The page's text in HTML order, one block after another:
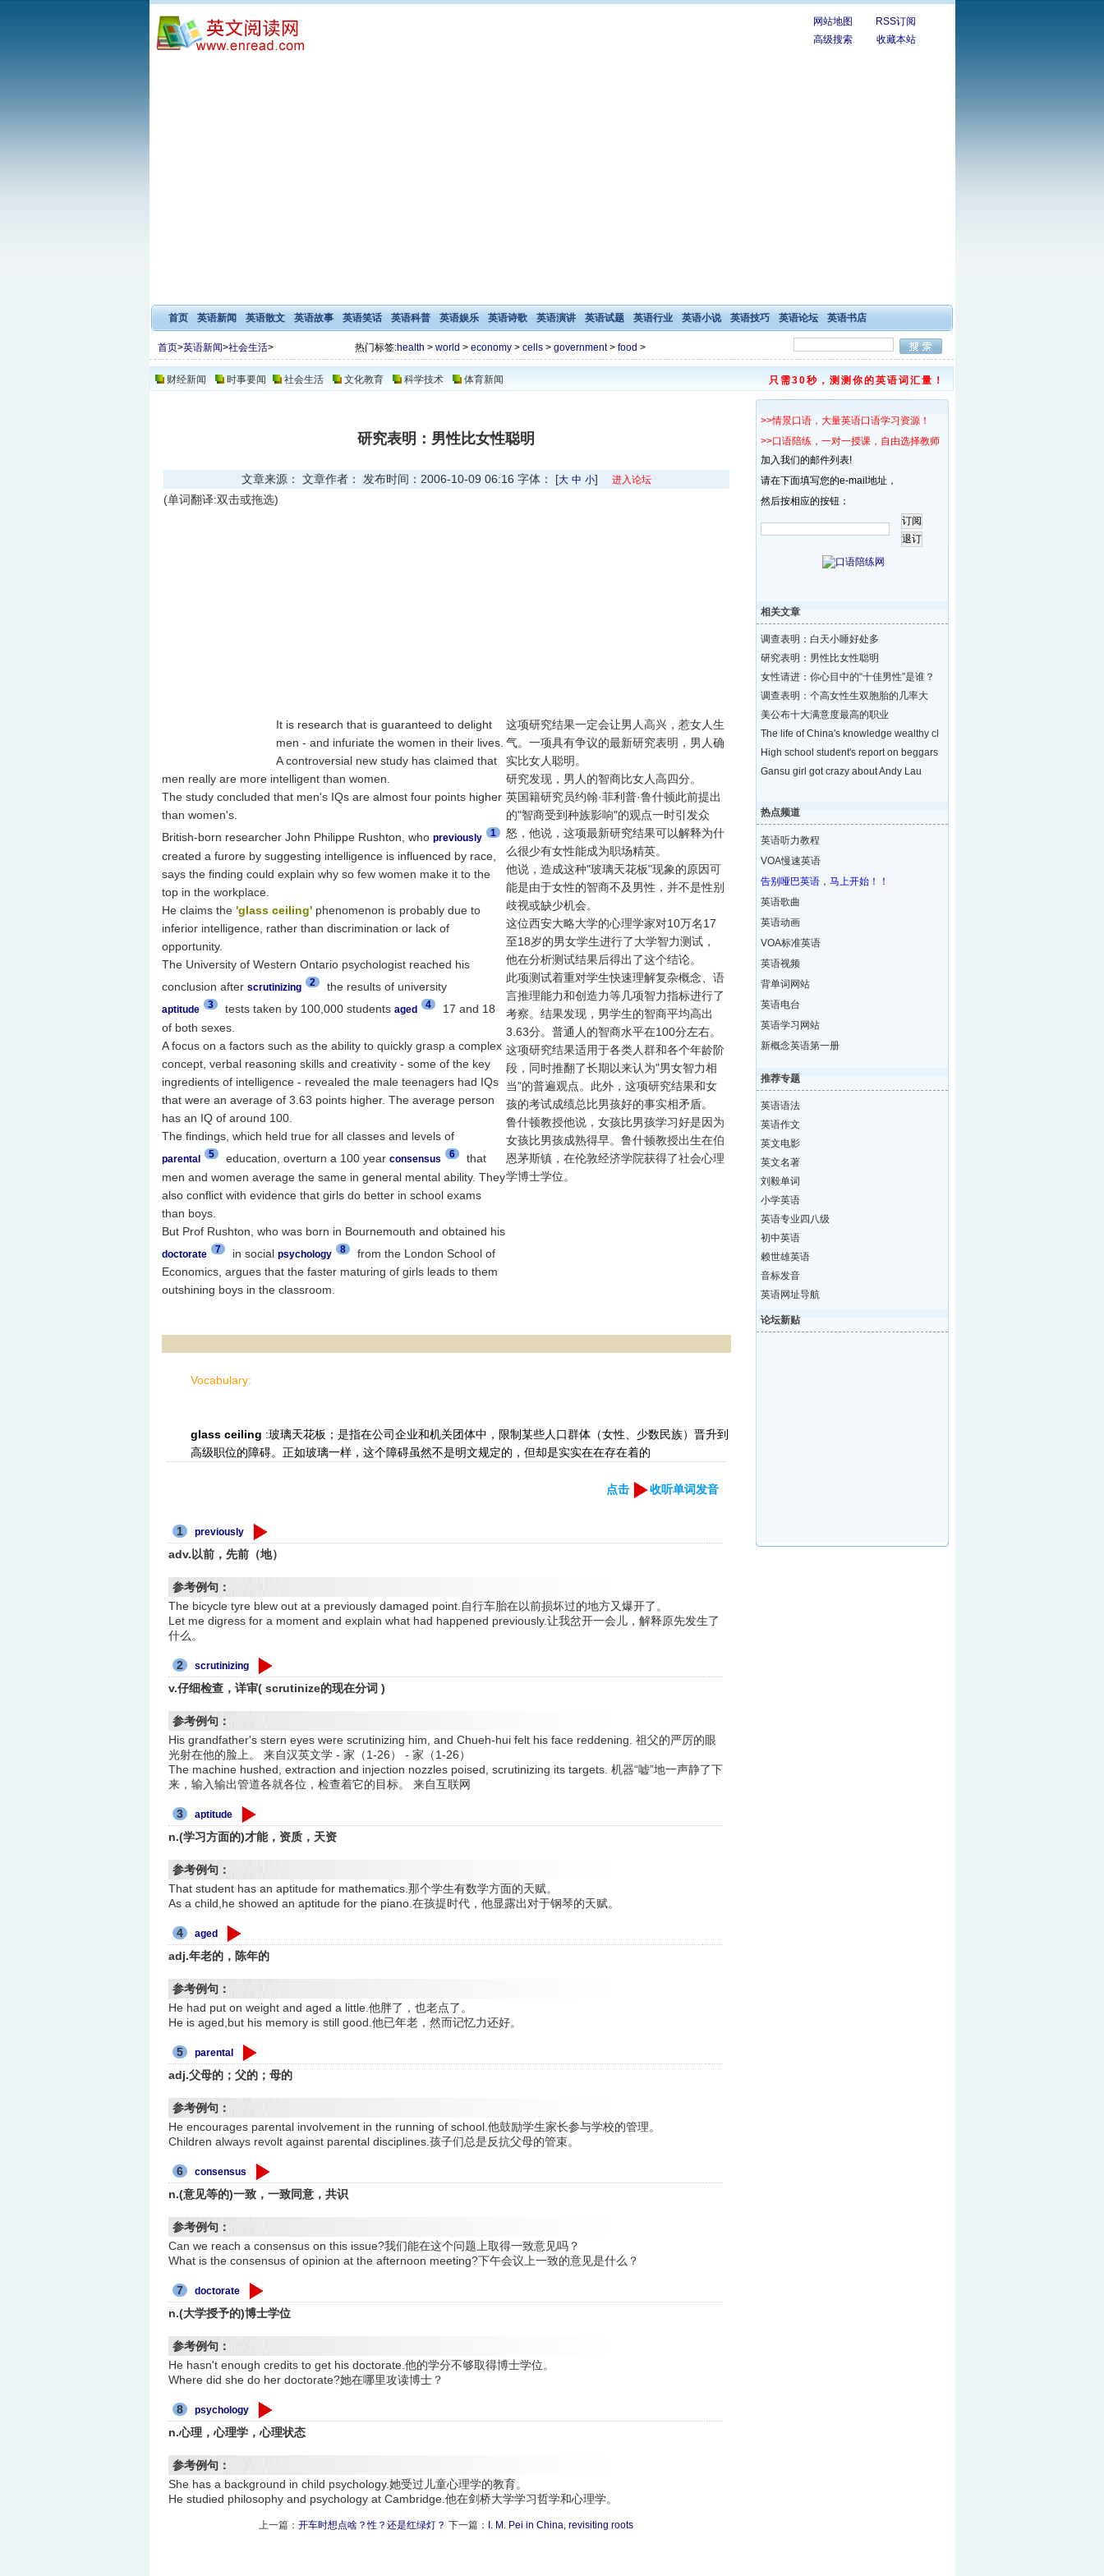
网站地图
RSS订阅
高级搜索
收藏本站
首页 英语新闻 英语散文 英语故事 英语笑话 英语科普 英语娱乐 英语诗歌 英语演讲 英语试题 英语行业 英语小说 英语技巧 英语论坛 英语书店
首页>英语新闻>社会生活> 热门标签:health > world > economy> cells> government> food >
财经新闻 时事要闻 社会生活 文化教育 科学技术 体育新闻 只需30秒，测测你的英语词汇量！
研究表明：男性比女性聪明
文章来源： 文章作者： 发布时间：2006-10-09 06:16 字体： [大 中 小] 进入论坛
(单词翻译:双击或拖选)
It is research that is guaranteed to delight
men - and infuriate the women in their lives.
A controversial new study has claimed that
men really are more intelligent than women.
The study concluded that men's IQs are almost four points higher
than women's.
British-born researcher John Philippe Rushton, who previously 1
created a furore by suggesting intelligence is influenced by race,
says the finding could explain why so few women make it to the
top in the workplace.
He claims the 'glass ceiling'phenomenon is probably due to
inferior intelligence, rather than discrimination or lack of
opportunity.
The University of Western Ontario psychologist reached his
conclusion after scrutinizing 2 the results of university
aptitude 3 tests taken by 100,000 students aged 4
17 and 18
of both sexes.
A focus on a factors such as the ability to quickly grasp a complex
concept, verbal reasoning skills and creativity - some of the key
ingredients of intelligence - revealed the male teenagers had IQs
that were an average of 3.63 points higher. The average person
has an IQ of around 100.
The findings, which held true for all classes and levels of
parental 5 education, overturn a 100 year consensus 6
that
men and women average the same in general mental ability. They
also conflict with evidence that girls do better in school exams
than boys.
But Prof Rushton, who was born in Bournemouth and obtained his
doctorate 7 in social psychology 8
from the London School of
Economics, argues that the faster maturing of girls leads to them
outshining boys in the classroom.
这项研究结果一定会让男人高兴，惹女人生
气。一项具有争议的最新研究表明，男人确
实比女人聪明。
研究发现，男人的智商比女人高四分。
英国籍研究员约翰·菲利普·鲁什顿此前提出
的"智商受到种族影响"的观点一时引发众
怒，他说，这项最新研究结果可以解释为什
么很少有女性能成为职场精英。
他说，造成这种"玻璃天花板"现象的原因可
能是由于女性的智商不及男性，并不是性别
歧视或缺少机会。
这位西安大略大学的心理学家对10万名17
至18岁的男女学生进行了大学智力测试，
他在分析测试结果后得出了这个结论。
此项测试着重对学生快速理解复杂概念、语
言推理能力和创造力等几项智力指标进行了
考察。结果发现，男学生的智商平均高出
3.63分。普通人的智商水平在100分左右。
这项研究结果适用于各类人群和各个年龄阶
段，同时推翻了长期以来认为"男女智力相
当"的普遍观点。此外，这项研究结果和女
孩的考试成绩总比男孩好的事实相矛盾。
鲁什顿教授他说，女孩比男孩学习好是因为
女孩比男孩成熟得早。鲁什顿教授出生在伯
恩茅斯镇，在伦敦经济学院获得了社会心理
学博士学位。
Vocabulary:
glass ceiling :玻璃天花板；是指在公司企业和机关团体中，限制某些人口群体（女性、少数民族）晋升到
高级职位的障碍。正如玻璃一样，这个障碍虽然不是明文规定的，但却是实实在在存在着的
点击 收听单词发音
1 previously
adv.以前，先前（地）
参考例句：
The bicycle tyre blew out at a previously damaged point.自行车胎在以前损坏过的地方又爆开了。
Let me digress for a moment and explain what had happened previously.让我岔开一会儿，解释原先发生了
什么。
2 scrutinizing
v.仔细检查，详审( scrutinize的现在分词 )
参考例句：
His grandfather's stern eyes were scrutinizing him, and Chueh-hui felt his face reddening. 祖父的严厉的眼
光射在他的脸上。 来自汉英文学 - 家（1-26） - 家（1-26）
The machine hushed, extraction and injection nozzles poised, scrutinizing its targets. 机器“嘘”地一声静了下
来，输入输出管道各就各位，检查着它的目标。 来自互联网
3 aptitude
n.(学习方面的)才能，资质，天资
参考例句：
That student has an aptitude for mathematics.那个学生有数学方面的天赋。
As a child,he showed an aptitude for the piano.在孩提时代，他显露出对于钢琴的天赋。
4 aged
adj.年老的，陈年的
参考例句：
He had put on weight and aged a little.他胖了，也老点了。
He is aged,but his memory is still good.他已年老，然而记忆力还好。
5 parental
adj.父母的；父的；母的
参考例句：
He encourages parental involvement in the running of school.他鼓励学生家长参与学校的管理。
Children always revolt against parental disciplines.孩子们总是反抗父母的管束。
6 consensus
n.(意见等的)一致，一致同意，共识
参考例句：
Can we reach a consensus on this issue?我们能在这个问题上取得一致意见吗？
What is the consensus of opinion at the afternoon meeting?下午会议上一致的意见是什么？
7 doctorate
n.(大学授予的)博士学位
参考例句：
He hasn't enough credits to get his doctorate.他的学分不够取得博士学位。
Where did she do her doctorate?她在哪里攻读博士？
8 psychology
n.心理，心理学，心理状态
参考例句：
She has a background in child psychology.她受过儿童心理学的教育。
He studied philosophy and psychology at Cambridge.他在剑桥大学学习哲学和心理学。
上一篇： 开车时想点啥？性？还是红绿灯？ 下一篇： I. M. Pei in China, revisiting roots
>>情景口语，大量英语口语学习资源！
>>口语陪练，一对一授课，自由选择教师！
加入我们的邮件列表!
请在下面填写您的e-mail地址，
然后按相应的按钮：
相关文章
调查表明：白天小睡好处多
研究表明：男性比女性聪明
女性请进：你心目中的“十佳男性”是谁？
调查表明：个高女性生双胞胎的几率大
美公布十大满意度最高的职业
The life of China's knowledge wealthy cl
High school student's report on beggars
Gansu girl got crazy about Andy Lau
热点频道
英语听力教程
VOA慢速英语
告别哑巴英语，马上开始！！
英语歌曲
英语动画
VOA标准英语
英语视频
背单词网站
英语电台
英语学习网站
新概念英语第一册
推荐专题
英语语法
英语作文
英文电影
英文名著
刘毅单词
小学英语
英语专业四八级
初中英语
赖世雄英语
音标发音
英语网址导航
论坛新贴